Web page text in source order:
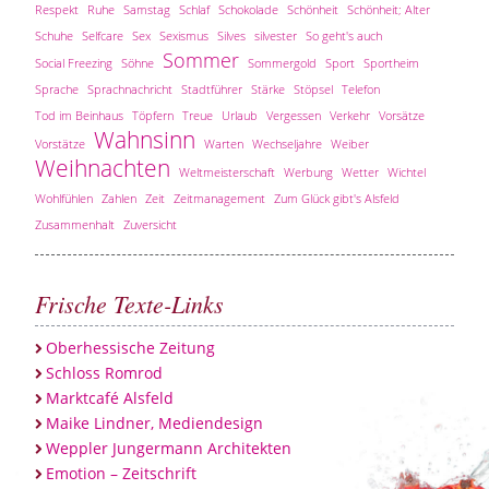
Respekt Ruhe Samstag Schlaf Schokolade Schönheit Schönheit; Alter
Schuhe Selfcare Sex Sexismus Silves silvester So geht's auch
Social Freezing Söhne Sommer Sommergold Sport Sportheim
Sprache Sprachnachricht Stadtführer Stärke Stöpsel Telefon
Tod im Beinhaus Töpfern Treue Urlaub Vergessen Verkehr Vorsätze
Vorstätze Wahnsinn Warten Wechseljahre Weiber
Weihnachten Weltmeisterschaft Werbung Wetter Wichtel
Wohlfühlen Zahlen Zeit Zeitmanagement Zum Glück gibt's Alsfeld
Zusammenhalt Zuversicht
Frische Texte-Links
Oberhessische Zeitung
Schloss Romrod
Marktcafé Alsfeld
Maike Lindner, Mediendesign
Weppler Jungermann Architekten
Emotion – Zeitschrift